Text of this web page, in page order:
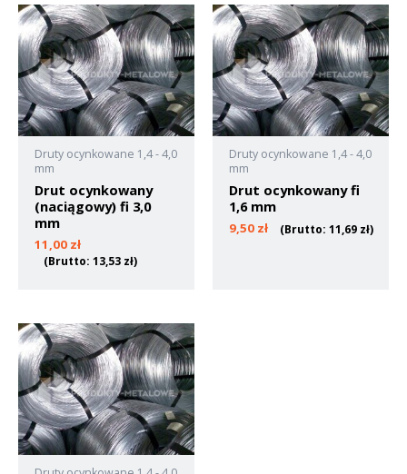
Druty ocynkowane 1,4 - 4,0
mm
Drut ocynkowany
(naciągowy) fi 3,0
mm
11,00 zł
(Brutto: 13,53 zł)
Druty ocynkowane 1,4 - 4,0
mm
Drut ocynkowany fi
1,6 mm
9,50 zł (Brutto: 11,69 zł)